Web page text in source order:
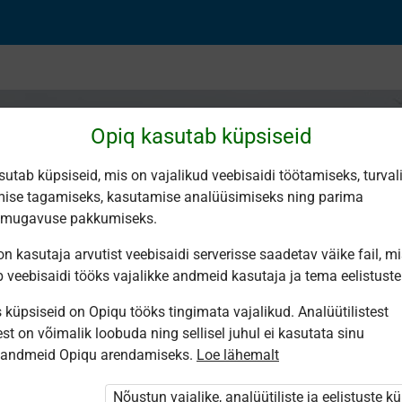
liigid
Opiq kasutab küpsiseid
küpsiseid, mis on vajalikud veebisaidi töötamiseks,
tagamiseks, kasutamise analüüsimiseks ning parima
pakkumiseks.
kasutaja arvutist veebisaidi serverisse saadetav väike fail,
veebisaidi tööks vajalikke andmeid kasutaja ja tema
küpsiseid on Opiqu tööks tingimata vajalikud. Analüütilistest
on võimalik loobuda ning sellisel juhul ei kasutata sinu
Opiqu arendamiseks. Loe lähemalt
Nõustun vajalike, analüütiliste ja eelistuste